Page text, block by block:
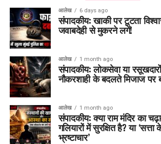
आलेख 6 days ago
संपादकीय: खाकी पर टूटता
जवाबदेही से मुकरने लगें!
आलेख 1 month ago
संपादकीय: लोकसेवा या
नौकरशाही के बदलते मिजाज पर
आलेख 1 month ago
संपादकीय: क्या राम मंदिर का
गलियारों में सुरक्षित है? या
भ्रष्टाचार’